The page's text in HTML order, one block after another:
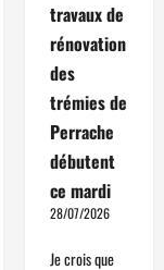
travaux de
rénovation
des
trémies de
Perrache
débutent
ce mardi
28/07/2026
Je crois que